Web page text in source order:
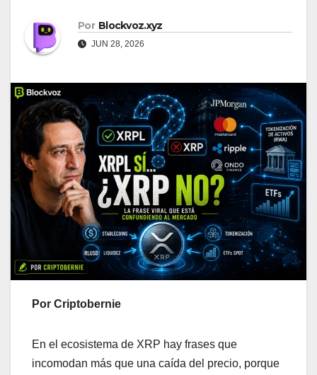
Por Blockvoz.xyz
JUN 28, 2026
Por Criptobernie
En el ecosistema de XRP hay frases que
incomodan más que una caída del precio, porque